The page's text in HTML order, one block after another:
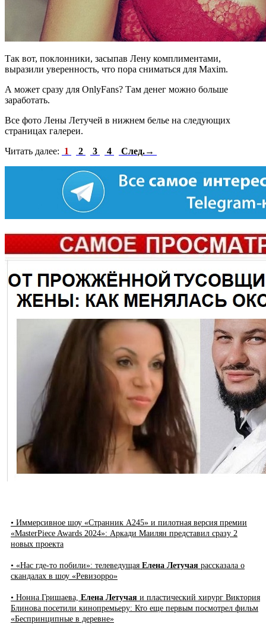
Так вот, поклонники, засыпав Лену комплиментами,
выразили уверенность, что пора сниматься для Maxim.
А может сразу для OnlyFans? Там денег можно больше
заработать.
Все фото Лены Летучей в нижнем белье на следующих
страницах галереи.
Читать далее: 1 2 3 4 След.→
• Иммерсивное шоу «Странник А245» и пилотная версия премии
«MasterPiece Awards 2024»: Аркади Маилян представил сразу 2
новых проекта
• «Нас где-то побили»: телеведущая Елена Летучая рассказала о
скандалах в шоу «Ревизорро»
• Нонна Гришаева, Елена Летучая и пластический хирург Виктория
Блинова посетили кинопремьеру: Кто еще первым посмотрел фильм
«Беспринципные в деревне»